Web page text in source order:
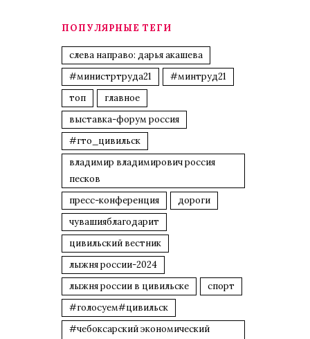
ПОПУЛЯРНЫЕ ТЕГИ
слева направо: дарья акашева
#министртруда21
#минтруд21
топ
главное
выставка-форум россия
#гто_цивильск
владимир владимирович россия
песков
пресс-конференция
дороги
чувашияблагодарит
цивильский вестник
лыжня россии-2024
лыжня россии в цивильске
спорт
#голосуем#цивильск
#чебоксарский экономический